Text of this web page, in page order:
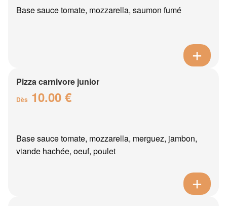
Base sauce tomate, mozzarella, saumon fumé
Pizza carnivore junior
Dès 10.00 €
Base sauce tomate, mozzarella, merguez, jambon,
viande hachée, oeuf, poulet